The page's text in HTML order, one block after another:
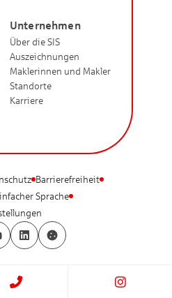
Unternehmen
Über die SIS
Auszeichnungen
Maklerinnen und Makler
Standorte
Karriere
Barrierefreiheit
Sprache
LinkedInCookie-Einstellungen